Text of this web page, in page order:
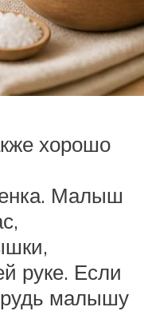
хорошо
Малыш
руке. Если
малышу